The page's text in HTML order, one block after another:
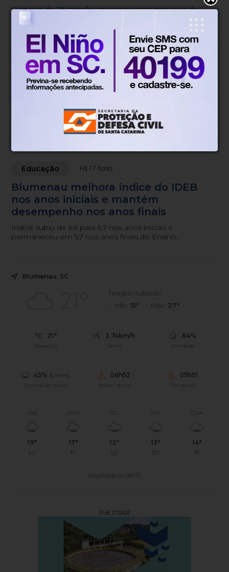
Suspeito de 26 anos foi abordado após denúncia de
entregas de drogas nas proximidades de uma escola.
Educação Há 17 horas
Blumenau melhora índice do IDEB
nos anos iniciais e mantém
desempenho nos anos finais
Índice subiu de 6,6 para 6,7 nos anos iniciais e
permaneceu em 5,7 nos anos finais do Ensino
Blumenau, SC
21°
Tempo nublado
Mín. 15° Máx. 27°
21°
Sensação
2.74km/h
Vento
84%
Umidade
45% (0.1mm)
Chance de chuva
06h52
Nascer do sol
05h51
Pôr do sol
SÁB
19°
14°
DOM
17°
11°
SEG
12°
10°
TER
13°
10°
QUA
14°
11°
Atualizado às 06h01
PUBLICIDADE